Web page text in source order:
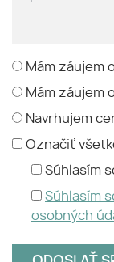
Mám záujem
Mám záujem
Navrhujem
Označiť
Súhlasím
Súhlasím
osobných